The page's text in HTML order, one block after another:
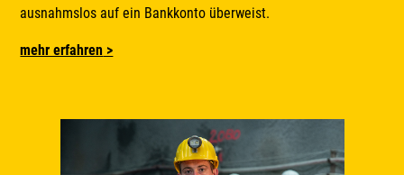
ausnahmslos auf ein Bankkonto überweist.
mehr erfahren >